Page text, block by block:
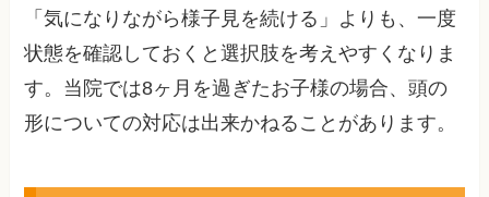
「気になりながら様子見を続ける」よりも、一度
状態を確認しておくと選択肢を考えやすくなりま
す。当院では8ヶ月を過ぎたお子様の場合、頭の
形についての対応は出来かねることがあります。